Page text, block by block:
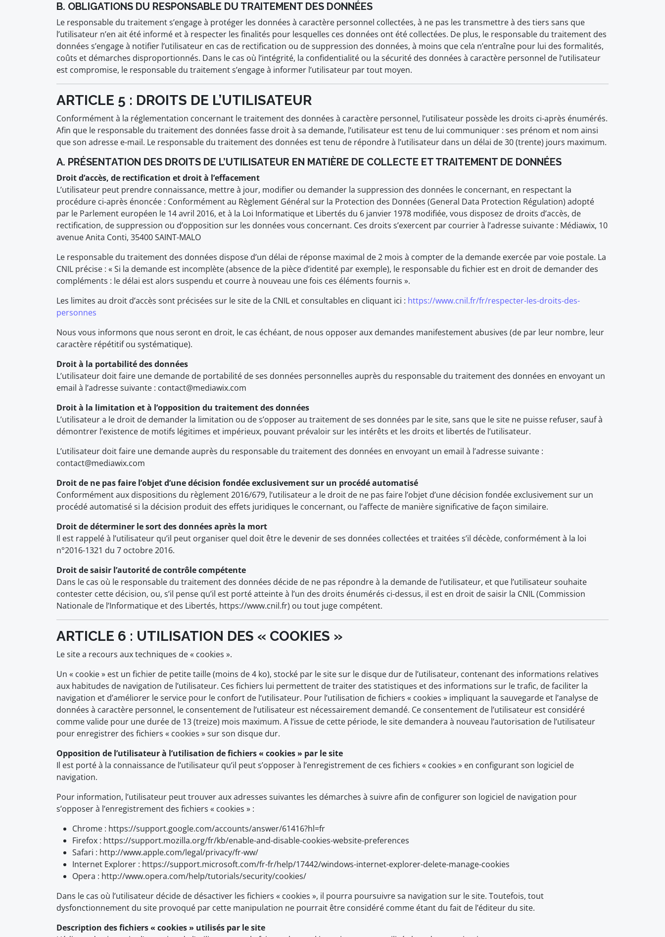
B. OBLIGATIONS DU RESPONSABLE DU TRAITEMENT DES DONNÉES
Le responsable du traitement s’engage à protéger les données à caractère personnel collectées, à ne pas les transmettre à des tiers sans que
l’utilisateur n’en ait été informé et à respecter les finalités pour lesquelles ces données ont été collectées. De plus, le responsable du traitement des
données s’engage à notifier l’utilisateur en cas de rectification ou de suppression des données, à moins que cela n’entraîne pour lui des formalités,
coûts et démarches disproportionnés. Dans le cas où l’intégrité, la confidentialité ou la sécurité des données à caractère personnel de l’utilisateur
est compromise, le responsable du traitement s’engage à informer l’utilisateur par tout moyen.
ARTICLE 5 : DROITS DE L’UTILISATEUR
Conformément à la réglementation concernant le traitement des données à caractère personnel, l’utilisateur possède les droits ci-après énumérés.
Afin que le responsable du traitement des données fasse droit à sa demande, l’utilisateur est tenu de lui communiquer : ses prénom et nom ainsi
que son adresse e-mail. Le responsable du traitement des données est tenu de répondre à l’utilisateur dans un délai de 30 (trente) jours maximum.
A. PRÉSENTATION DES DROITS DE L’UTILISATEUR EN MATIÈRE DE COLLECTE ET TRAITEMENT DE DONNÉES
Droit d’accès, de rectification et droit à l’effacement
L’utilisateur peut prendre connaissance, mettre à jour, modifier ou demander la suppression des données le concernant, en respectant la
procédure ci-après énoncée : Conformément au Règlement Général sur la Protection des Données (General Data Protection Régulation) adopté
par le Parlement européen le 14 avril 2016, et à la Loi Informatique et Libertés du 6 janvier 1978 modifiée, vous disposez de droits d’accès, de
rectification, de suppression ou d’opposition sur les données vous concernant. Ces droits s’exercent par courrier à l’adresse suivante : Médiawix, 10
avenue Anita Conti, 35400 SAINT-MALO
Le responsable du traitement des données dispose d’un délai de réponse maximal de 2 mois à compter de la demande exercée par voie postale. La
CNIL précise : « Si la demande est incomplète (absence de la pièce d’identité par exemple), le responsable du fichier est en droit de demander des
compléments : le délai est alors suspendu et courre à nouveau une fois ces éléments fournis ».
Les limites au droit d’accès sont précisées sur le site de la CNIL et consultables en cliquant ici : https://www.cnil.fr/fr/respecter-les-droits-des-
personnes
Nous vous informons que nous seront en droit, le cas échéant, de nous opposer aux demandes manifestement abusives (de par leur nombre, leur
caractère répétitif ou systématique).
Droit à la portabilité des données
L’utilisateur doit faire une demande de portabilité de ses données personnelles auprès du responsable du traitement des données en envoyant un
email à l’adresse suivante : contact@mediawix.com
Droit à la limitation et à l’opposition du traitement des données
L’utilisateur a le droit de demander la limitation ou de s’opposer au traitement de ses données par le site, sans que le site ne puisse refuser, sauf à
démontrer l’existence de motifs légitimes et impérieux, pouvant prévaloir sur les intérêts et les droits et libertés de l’utilisateur.
L’utilisateur doit faire une demande auprès du responsable du traitement des données en envoyant un email à l’adresse suivante :
contact@mediawix.com
Droit de ne pas faire l’objet d’une décision fondée exclusivement sur un procédé automatisé
Conformément aux dispositions du règlement 2016/679, l’utilisateur a le droit de ne pas faire l’objet d’une décision fondée exclusivement sur un
procédé automatisé si la décision produit des effets juridiques le concernant, ou l’affecte de manière significative de façon similaire.
Droit de déterminer le sort des données après la mort
Il est rappelé à l’utilisateur qu’il peut organiser quel doit être le devenir de ses données collectées et traitées s’il décède, conformément à la loi
n°2016-1321 du 7 octobre 2016.
Droit de saisir l’autorité de contrôle compétente
Dans le cas où le responsable du traitement des données décide de ne pas répondre à la demande de l’utilisateur, et que l’utilisateur souhaite
contester cette décision, ou, s’il pense qu’il est porté atteinte à l’un des droits énumérés ci-dessus, il est en droit de saisir la CNIL (Commission
Nationale de l’Informatique et des Libertés, https://www.cnil.fr) ou tout juge compétent.
ARTICLE 6 : UTILISATION DES « COOKIES »
Le site a recours aux techniques de « cookies ».
Un « cookie » est un fichier de petite taille (moins de 4 ko), stocké par le site sur le disque dur de l’utilisateur, contenant des informations relatives
aux habitudes de navigation de l’utilisateur. Ces fichiers lui permettent de traiter des statistiques et des informations sur le trafic, de faciliter la
navigation et d’améliorer le service pour le confort de l’utilisateur. Pour l’utilisation de fichiers « cookies » impliquant la sauvegarde et l’analyse de
données à caractère personnel, le consentement de l’utilisateur est nécessairement demandé. Ce consentement de l’utilisateur est considéré
comme valide pour une durée de 13 (treize) mois maximum. A l’issue de cette période, le site demandera à nouveau l’autorisation de l’utilisateur
pour enregistrer des fichiers « cookies » sur son disque dur.
Opposition de l’utilisateur à l’utilisation de fichiers « cookies » par le site
Il est porté à la connaissance de l’utilisateur qu’il peut s’opposer à l’enregistrement de ces fichiers « cookies » en configurant son logiciel de
navigation.
Pour information, l’utilisateur peut trouver aux adresses suivantes les démarches à suivre afin de configurer son logiciel de navigation pour
s’opposer à l’enregistrement des fichiers « cookies » :
Chrome : https://support.google.com/accounts/answer/61416?hl=fr
Firefox : https://support.mozilla.org/fr/kb/enable-and-disable-cookies-website-preferences
Safari : http://www.apple.com/legal/privacy/fr-ww/
Internet Explorer : https://support.microsoft.com/fr-fr/help/17442/windows-internet-explorer-delete-manage-cookies
Opera : http://www.opera.com/help/tutorials/security/cookies/
Dans le cas où l’utilisateur décide de désactiver les fichiers « cookies », il pourra poursuivre sa navigation sur le site. Toutefois, tout
dysfonctionnement du site provoqué par cette manipulation ne pourrait être considéré comme étant du fait de l’éditeur du site.
Description des fichiers « cookies » utilisés par le site